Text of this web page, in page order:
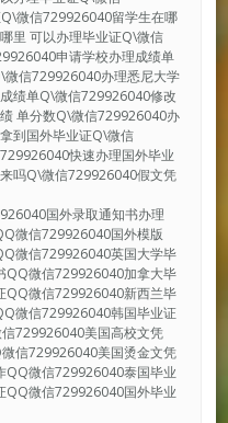
微信729926040留学生在哪
里 可以办理毕业证Q\微信
申请学校办理成绩单
信729926040办理悉尼大学
绩单Q\微信729926040修改
单分数Q\微信729926040办
到国外毕业证Q\微信
快速办理国外毕业
吗Q\微信729926040假文凭
国外录取通知书办理
微信729926040国外模版
微信729926040英国大学毕
QQ微信729926040加拿大毕
QQ微信729926040新西兰毕
微信729926040韩国毕业证
729926040美国高校文凭
信729926040美国烫金文凭
QQ微信729926040泰国毕业
微信729926040国外毕业